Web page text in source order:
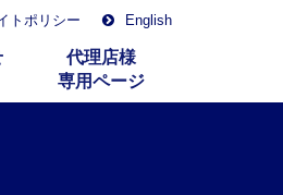
トポリシー English
代理店様
専用ページ